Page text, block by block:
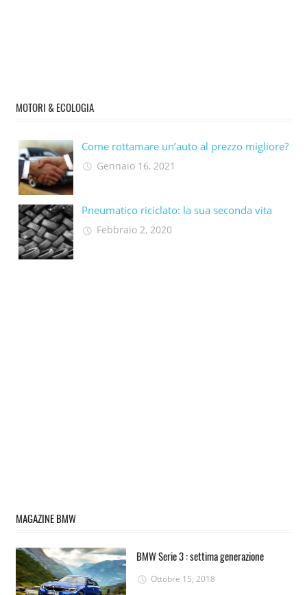
MOTORI & ECOLOGIA
Come rottamare un’auto al prezzo migliore?
Gennaio 16, 2021
Pneumatico riciclato: la sua seconda vita​
Febbraio 2, 2020
MAGAZINE BMW
BMW Serie 3 : settima generazione
Ottobre 15, 2018